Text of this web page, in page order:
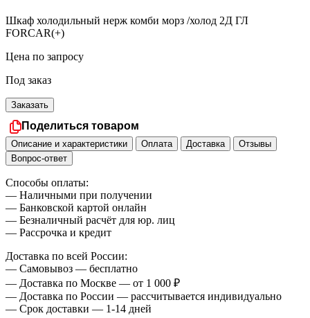
Шкаф холодильный нерж комби морз /холод 2Д ГЛ
FORCAR(+)
Цена по запросу
Под заказ
Заказать
Поделиться товаром
Описание и характеристики Оплата Доставка
Отзывы
Вопрос-ответ
Способы оплаты:
— Наличными при получении
— Банковской картой онлайн
— Безналичный расчёт для юр. лиц
— Рассрочка и кредит
Доставка по всей России:
— Самовывоз — бесплатно
— Доставка по Москве — от 1 000 ₽
— Доставка по России — рассчитывается индивидуально
— Срок доставки — 1-14 дней